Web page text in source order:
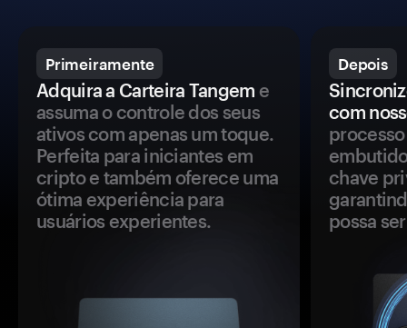
Primeiramente
Adquira a Carteira Tangem e
assuma o controle dos seus
ativos com apenas um toque.
Perfeita para iniciantes em
cripto e também oferece uma
ótima experiência para
usuários experientes.
Depois
com
chave
possa